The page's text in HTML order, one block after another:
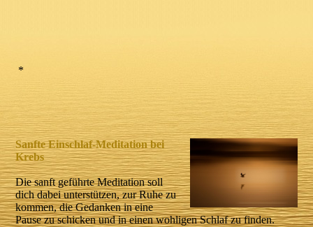
*
Sanfte Einschlaf-Meditation bei
Krebs
Die sanft geführte Meditation soll
dich dabei unterstützen, zur Ruhe zu
kommen, die Gedanken in eine
Pause zu schicken und in einen wohligen Schlaf zu finden.